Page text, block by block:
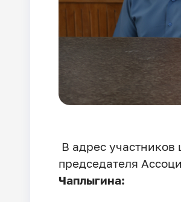
В адрес
председателя
Чаплыгина: